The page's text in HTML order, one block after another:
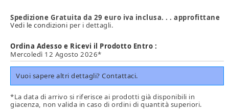
Spedizione Gratuita da 29 euro iva inclusa. . . approfittane
Vedi le condizioni per i dettagli.
Ordina Adesso e Ricevi il Prodotto Entro :
Mercoledì 12 Agosto 2026*
Vuoi sapere altri dettagli? Contattaci.
*La data di arrivo si riferisce ai prodotti già disponibili in
giacenza, non valida in caso di ordini di quantità superiori.